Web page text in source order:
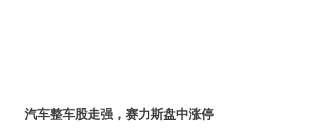
汽车整车股走强，赛力斯盘中涨停